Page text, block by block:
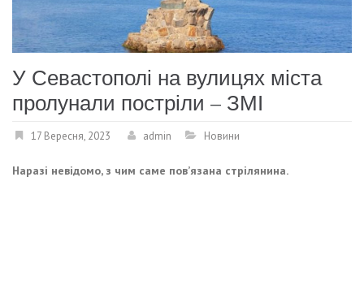
У Севастополі на вулицях міста
пролунали постріли – ЗМІ
17 Вересня, 2023 admin Новини
Наразі невідомо, з чим саме пов’язана стрілянина.